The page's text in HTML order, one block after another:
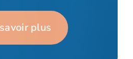
plus